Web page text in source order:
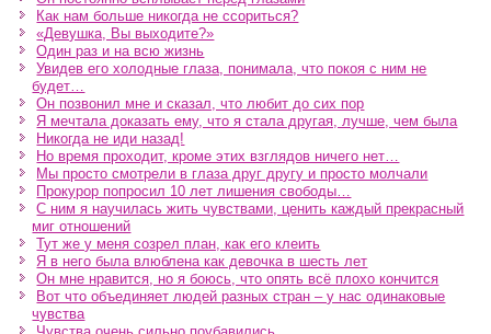
Как нам больше никогда не ссориться?
«Девушка, Вы выходите?»
Один раз и на всю жизнь
Увидев его холодные глаза, понимала, что покоя с ним не
будет…
Он позвонил мне и сказал, что любит до сих пор
Я мечтала доказать ему, что я стала другая, лучше, чем была
Никогда не иди назад!
Но время проходит, кроме этих взглядов ничего нет…
Мы просто смотрели в глаза друг другу и просто молчали
Прокурор попросил 10 лет лишения свободы…
С ним я научилась жить чувствами, ценить каждый прекрасный
миг отношений
Тут же у меня созрел план, как его клеить
Я в него была влюблена как девочка в шесть лет
Он мне нравится, но я боюсь, что опять всё плохо кончится
Вот что объединяет людей разных стран – у нас одинаковые
чувства